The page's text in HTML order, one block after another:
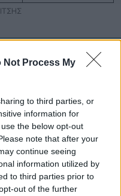
Not Process My
to third parties, or
information for
the below opt-out
note that after your
continue seeing
information utilized by
to third parties prior to
out of the further
25310-22756
25310-82177
25310-83300
25310-22797
25310-22222
25310-22100